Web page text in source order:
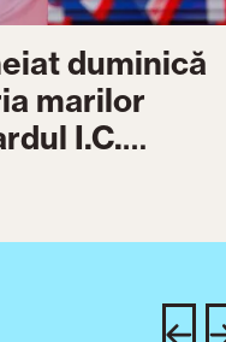
duminică
marilor
I.C.
astăzi cu o
culturale